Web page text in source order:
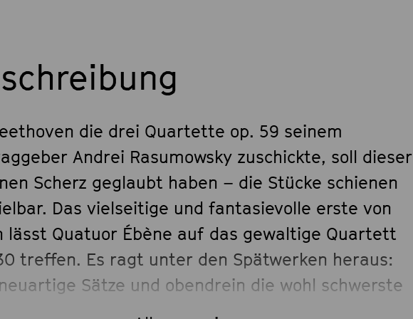
die drei Quartette op. 59 seinem
Andrei Rasumowsky zuschickte, soll dieser
Scherz geglaubt haben – die Stücke schienen
Das vielseitige und fantasievolle erste von
lässt Quatuor Ébène auf das gewaltige Quartett
treffen. Es ragt unter den Spätwerken heraus:
Sätze und obendrein die wohl schwerste